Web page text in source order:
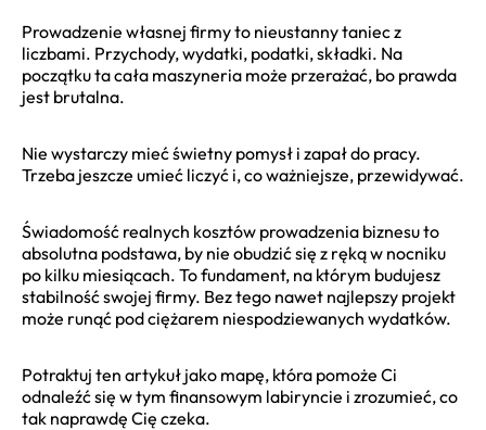
Prowadzenie własnej firmy to nieustanny taniec z
liczbami. Przychody, wydatki, podatki, składki. Na
początku ta cała maszyneria może przerażać, bo prawda
jest brutalna.
Nie wystarczy mieć świetny pomysł i zapał do pracy.
Trzeba jeszcze umieć liczyć i, co ważniejsze, przewidywać.
Świadomość realnych kosztów prowadzenia biznesu to
absolutna podstawa, by nie obudzić się z ręką w nocniku
po kilku miesiącach. To fundament, na którym budujesz
stabilność swojej firmy. Bez tego nawet najlepszy projekt
może runąć pod ciężarem niespodziewanych wydatków.
Potraktuj ten artykuł jako mapę, która pomoże Ci
odnaleźć się w tym finansowym labiryncie i zrozumieć, co
tak naprawdę Cię czeka.